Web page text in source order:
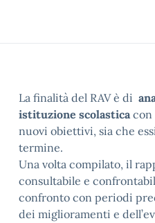
La finalità del RAV è di
istituzione scolasticacon
nuovi obiettivi, sia che
termine.
Una volta compilato, il
consultabile e
confronto con periodi
dei miglioramenti e